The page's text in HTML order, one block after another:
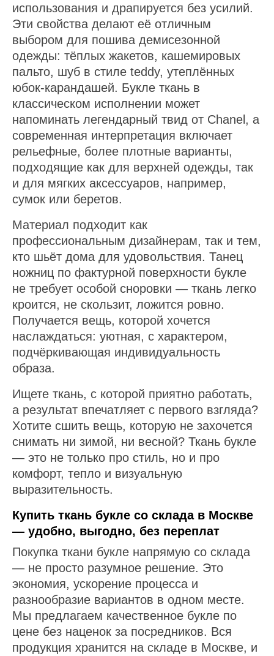
использования и драпируется без усилий.
Эти свойства делают её отличным
выбором для пошива демисезонной
одежды: тёплых жакетов, кашемировых
пальто, шуб в стиле teddy, утеплённых
юбок-карандашей. Букле ткань в
классическом исполнении может
напоминать легендарный твид от Chanel, а
современная интерпретация включает
рельефные, более плотные варианты,
подходящие как для верхней одежды, так
и для мягких аксессуаров, например,
сумок или беретов.
Материал подходит как
профессиональным дизайнерам, так и тем,
кто шьёт дома для удовольствия. Танец
ножниц по фактурной поверхности букле
не требует особой сноровки — ткань легко
кроится, не скользит, ложится ровно.
Получается вещь, которой хочется
наслаждаться: уютная, с характером,
подчёркивающая индивидуальность
образа.
Ищете ткань, с которой приятно работать,
а результат впечатляет с первого взгляда?
Хотите сшить вещь, которую не захочется
снимать ни зимой, ни весной? Ткань букле
— это не только про стиль, но и про
комфорт, тепло и визуальную
выразительность.
Купить ткань букле со склада в Москве
— удобно, выгодно, без переплат
Покупка ткани букле напрямую со склада
— не просто разумное решение. Это
экономия, ускорение процесса и
разнообразие вариантов в одном месте.
Мы предлагаем качественное букле по
цене без наценок за посредников. Вся
продукция хранится на складе в Москве, и